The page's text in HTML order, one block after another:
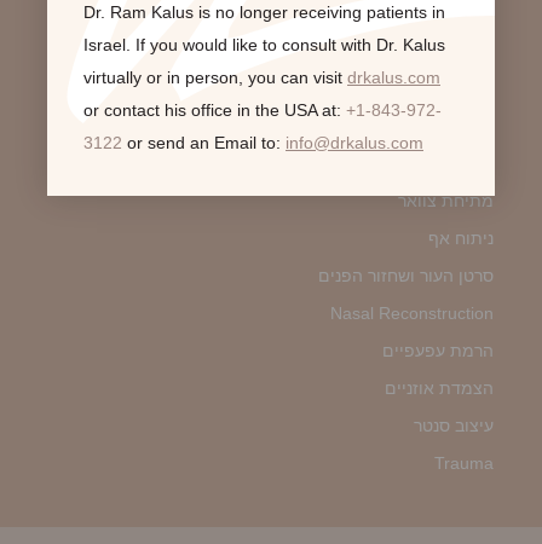
הגדלת שפתיים
מתיחת פנים
מתיחת צוואר
ניתוח אף
סרטן העור ושחזור הפנים
Nasal Reconstruction
הרמת עפעפיים
הצמדת אוזניים
עיצוב סנטר
Trauma
Dr. Ram Kalus is no longer receiving patients in
Israel. If you would like to consult with Dr. Kalus
virtually or in person, you can visit drkalus.com
or contact his office in the USA at: +1-843-972-
3122 or send an Email to: info@drkalus.com